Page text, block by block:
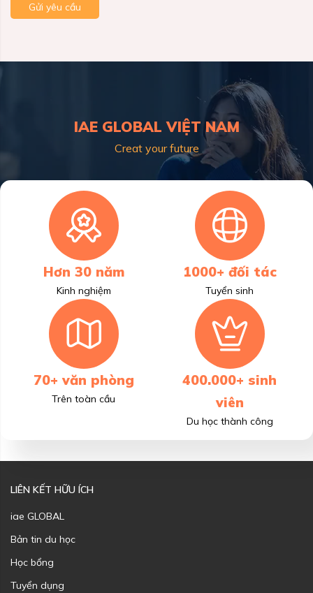
Gửi yêu cầu
IAE GLOBAL VIỆT NAM
Creat your future
Hơn 30 năm
Kinh nghiệm
1000+ đối tác
Tuyển sinh
70+ văn phòng
Trên toàn cầu
400.000+ sinh
viên
Du học thành công
LIÊN KẾT HỮU ÍCH
iae GLOBAL
Bản tin du học
Học bổng
Tuyển dụng